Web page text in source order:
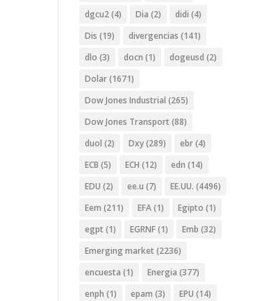
dgcu2(4) Dia (2) didi (4)
Dis (19) divergencias (141)
dlo (3) docn (1) dogeusd (2)
Dolar(1671)
Dow Jones Industrial (265)
Dow Jones Transport (88)
duol (2) Dxy(289) ebr(4)
ECB (5) ECH (12) edn (14)
EDU (2) ee.u (7) EE.UU. (4496)
Eem (211) EFA(1) Egipto (1)
egpt (1) EGRNF(1) Emb (32)
Emerging market (2236)
encuesta (1) Energia (377)
enph (1) epam (3) EPU (14)